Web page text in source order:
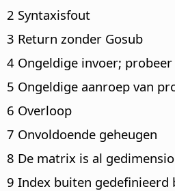
2 Syntaxisfout
3 Return zonder Gosub
4 Ongeldige invoer;
5 Ongeldige aanroep van
6 Overloop
7 Onvoldoende geheugen
8 De matrix is al
9 Index buiten gedefinieerd